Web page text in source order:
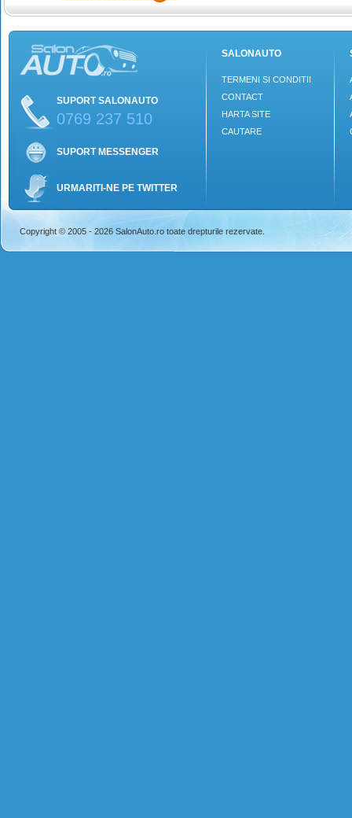
SUPORT SALONAUTO
0769 237 510
SUPORT MESSENGER
URMARITI-NE PE TWITTER
SALONAUTO
TERMENI SI CONDITII
CONTACT
HARTA SITE
CAUTARE
Copyright © 2005 - 2026 SalonAuto.ro toate drepturile rezervate.